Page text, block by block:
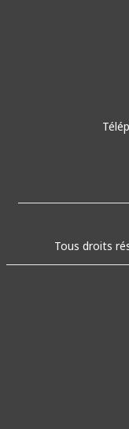
Tous droits